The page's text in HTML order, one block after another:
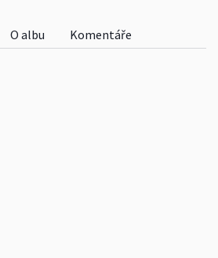
O albu Komentáře